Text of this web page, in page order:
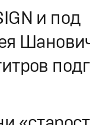
и под